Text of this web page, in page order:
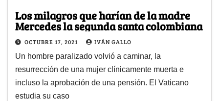
Los milagros que harían de la madre
Mercedes la segunda santa colombiana
OCTUBRE 17, 2021 IVÁN GALLO
Un hombre paralizado volvió a caminar, la
resurrección de una mujer clínicamente muerta e
incluso la aprobación de una pensión. El Vaticano
estudia su caso